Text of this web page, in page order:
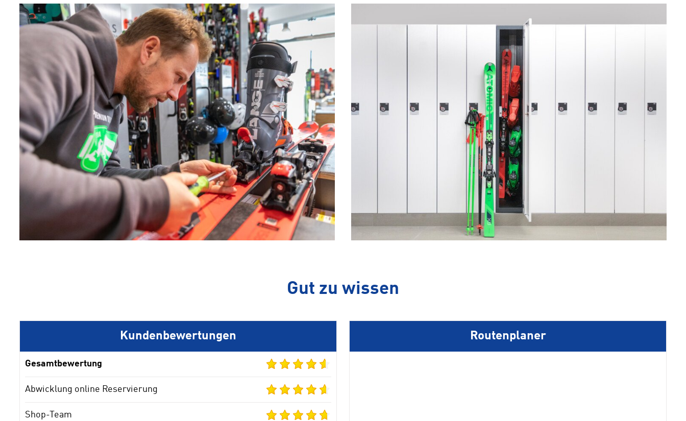
Gut zu wissen
Kundenbewertungen
Gesamtbewertung
Abwicklung online Reservierung
Shop-Team
Routenplaner